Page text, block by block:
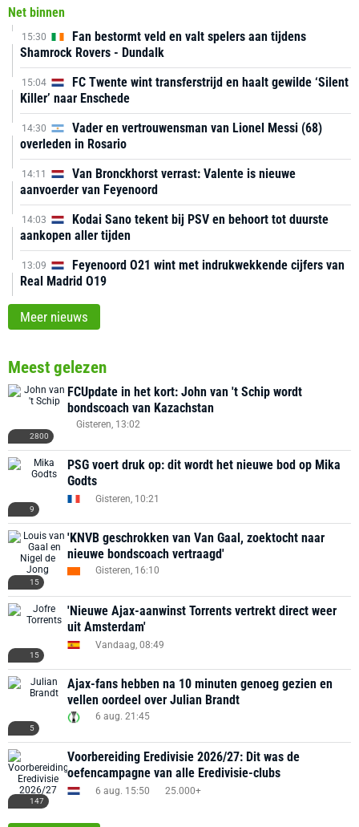
Net binnen
15:30
Fan bestormt veld en valt spelers aan tijdens
Shamrock Rovers - Dundalk
15:04
FC Twente wint transferstrijd en haalt gewilde ‘Silent
Killer’ naar Enschede
14:30
Vader en vertrouwensman van Lionel Messi (68)
overleden in Rosario
14:11
Van Bronckhorst verrast: Valente is nieuwe
aanvoerder van Feyenoord
14:03
Kodai Sano tekent bij PSV en behoort tot duurste
aankopen aller tijden
13:09
Feyenoord O21 wint met indrukwekkende cijfers van
Real Madrid O19
Meer nieuws
Meest gelezen
2800
FCUpdate in het kort: John van 't Schip wordt
bondscoach van Kazachstan
Gisteren, 13:02
9
PSG voert druk op: dit wordt het nieuwe bod op Mika
Godts
Gisteren, 10:21
15
'KNVB geschrokken van Van Gaal, zoektocht naar
nieuwe bondscoach vertraagd'
Gisteren, 16:10
15
'Nieuwe Ajax-aanwinst Torrents vertrekt direct weer
uit Amsterdam'
Vandaag, 08:49
5
Ajax-fans hebben na 10 minuten genoeg gezien en
vellen oordeel over Julian Brandt
6 aug. 21:45
147
Voorbereiding Eredivisie 2026/27: Dit was de
oefencampagne van alle Eredivisie-clubs
6 aug. 15:50 25.000+